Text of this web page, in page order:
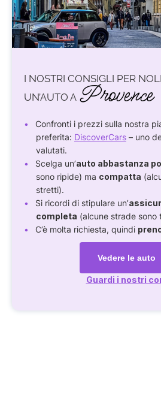
I NOSTRI CONSIGLI PER
UN’AUTO A Provence
Confronti i prezzi sulla nostra
preferita: DiscoverCars – uno
valutati.
Scelga un’auto abbastanza
sono ripide) ma compatta
stretti).
Si ricordi di stipulare un’
completa (alcune strade sono
C’è molta richiesta, quindi
Vedere le auto
Guardi i nostri